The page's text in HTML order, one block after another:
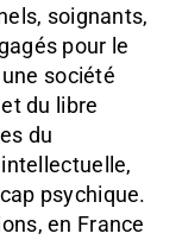
soignants,
pour le
société
du libre
du
psychique.
en France